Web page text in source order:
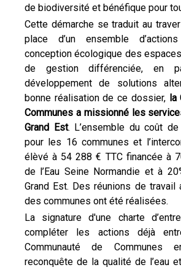
de biodiversité et bénéfique pour
Cette démarche se traduit au
place d’un ensemble
conception écologique des
de gestion différenciée, en
développement de solutions
bonne réalisation de ce dossier, la
Communes a missionné les
Grand Est. L’ensemble du coût
pour les 16 communes et
élèvé à 54 288 € TTC financée à
de l’Eau Seine Normandie et à
Grand Est. Des réunions de travail
des communes ont été réalisées.
La signature d'une charte
compléter les actions déjà
Communauté de Communes
reconquête de la qualité de l’eau